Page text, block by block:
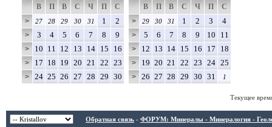
В П В С Ч П
С
>
27 28 29 30 31 1 2
> 3 4 5 6 7 8 9
> 10 11 12 13 14 15 16
> 17 18 19 20 21 22 23
> 24 25 26 27 28 29 30
В П В С Ч П
С
>
29 30 31 1 2 3 4
> 5 6 7 8 9 10 11
> 12 13 14 15 16 17 18
> 19 20 21 22 23 24 25
> 26 27 28 29 30 31 1
Текущее
Обратная связь - ФОРУМ: Минералы - Минералогия -